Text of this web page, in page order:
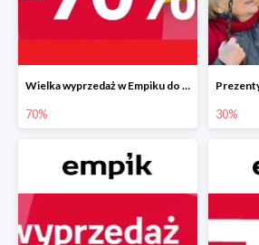
Wielka wyprzedaż w Empiku do -70%
70% 30%